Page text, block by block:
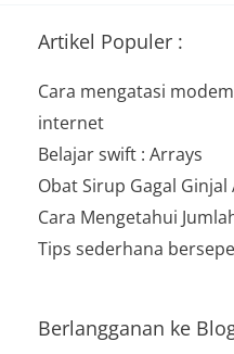
Artikel Populer :
Cara mengatasi
internet
Belajar swift : Arrays
Obat Sirup Gagal Ginjal
Cara Mengetahui
Tips sederhana
Berlangganan ke